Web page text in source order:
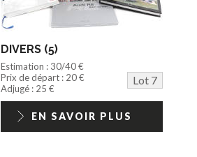
DIVERS (5)
Estimation : 30/40 €
Prix de départ : 20 €
Lot 7
Adjugé : 25 €
EN SAVOIR PLUS